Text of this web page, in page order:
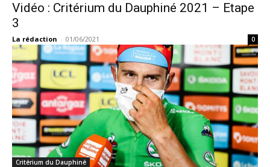
Vidéo : Critérium du Dauphiné 2021 – Etape
3
La rédaction - 01/06/2021 0
Critérium du Dauphiné